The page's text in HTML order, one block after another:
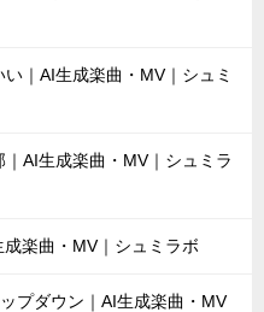
い｜AI生成楽曲・MV｜シュミ
｜AI生成楽曲・MV｜シュミラ
成楽曲・MV｜シュミラボ
プダウン｜AI生成楽曲・MV